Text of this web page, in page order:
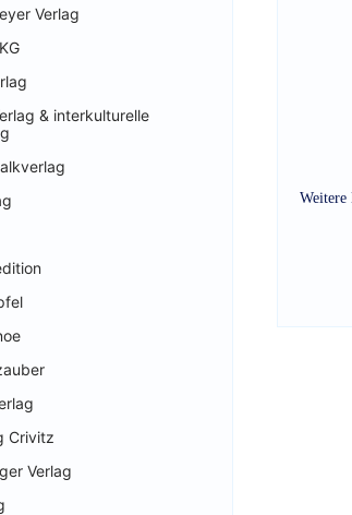
Weitere
Verlag
& interkulturelle
Crivitz
Verlag